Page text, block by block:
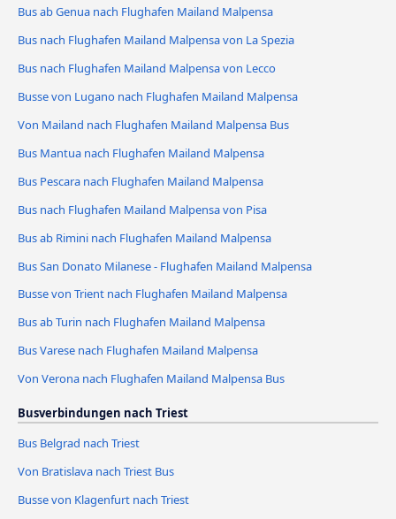
Bus ab Genua nach Flughafen Mailand Malpensa
Bus nach Flughafen Mailand Malpensa von La Spezia
Bus nach Flughafen Mailand Malpensa von Lecco
Busse von Lugano nach Flughafen Mailand Malpensa
Von Mailand nach Flughafen Mailand Malpensa Bus
Bus Mantua nach Flughafen Mailand Malpensa
Bus Pescara nach Flughafen Mailand Malpensa
Bus nach Flughafen Mailand Malpensa von Pisa
Bus ab Rimini nach Flughafen Mailand Malpensa
Bus San Donato Milanese - Flughafen Mailand Malpensa
Busse von Trient nach Flughafen Mailand Malpensa
Bus ab Turin nach Flughafen Mailand Malpensa
Bus Varese nach Flughafen Mailand Malpensa
Von Verona nach Flughafen Mailand Malpensa Bus
Busverbindungen nach Triest
Bus Belgrad nach Triest
Von Bratislava nach Triest Bus
Busse von Klagenfurt nach Triest